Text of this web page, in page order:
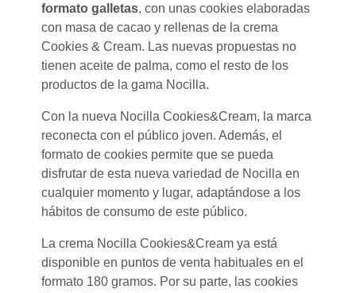
formato galletas, con unas cookies elaboradas
con masa de cacao y rellenas de la crema
Cookies & Cream. Las nuevas propuestas no
tienen aceite de palma, como el resto de los
productos de la gama Nocilla.
Con la nueva Nocilla Cookies&Cream, la marca
reconecta con el público joven. Además, el
formato de cookies permite que se pueda
disfrutar de esta nueva variedad de Nocilla en
cualquier momento y lugar, adaptándose a los
hábitos de consumo de este público.
La crema Nocilla Cookies&Cream ya está
disponible en puntos de venta habituales en el
formato 180 gramos. Por su parte, las cookies